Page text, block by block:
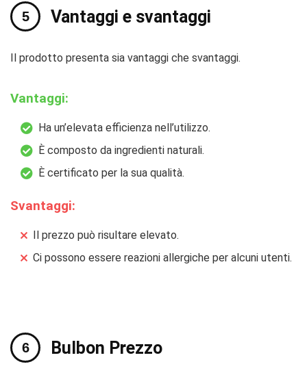
Vantaggi e svantaggi
Il prodotto presenta sia vantaggi che svantaggi.
Vantaggi:
Ha un’elevata efficienza nell’utilizzo.
È composto da ingredienti naturali.
È certificato per la sua qualità.
Svantaggi:
Il prezzo può risultare elevato.
Ci possono essere reazioni allergiche per alcuni utenti.
Bulbon Prezzo